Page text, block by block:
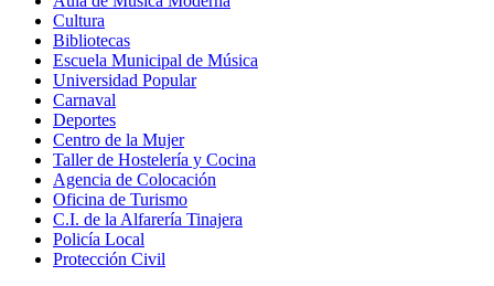
Cultura
Bibliotecas
Escuela Municipal de Música
Universidad Popular
Carnaval
Deportes
Centro de la Mujer
Taller de Hostelería y Cocina
Agencia de Colocación
Oficina de Turismo
C.I. de la Alfarería Tinajera
Policía Local
Protección Civil